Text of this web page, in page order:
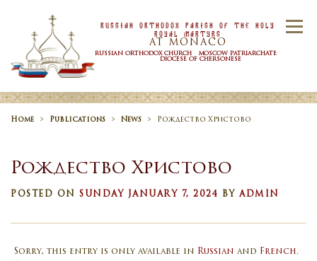
Menu
Russian Orthodox Parish Of the Holy
Royal Martyrs
AT MONACO
RUSSIAN ORTHODOX CHURCH MOSCOW PATRIARCHATE
DIOCESE OF CHERSONESE
HOME OUR PARISH NEWS
TIMETABLE SACRAMENTS
CONTACT US
Home > Publications > News > Рождество Христово
Рождество Христово
POSTED ON SUNDAY JANUARY 7, 2024 BYADMIN
Sorry, this entry is only available in Russian and French.